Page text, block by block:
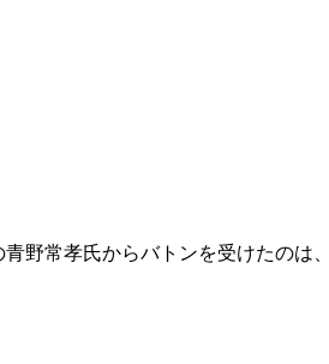
野常孝氏からバトンを受けたのは